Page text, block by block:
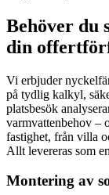
Behöver du
din
Vi erbjuder
på tydlig kalkyl,
platsbesök
varmvattenbehov –
fastighet, från villa
Allt levereras som
Montering av